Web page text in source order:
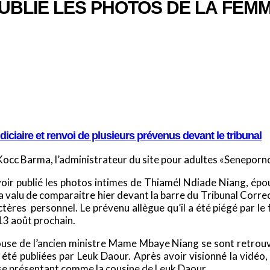
LES PHOTOS DE LA
et renvoi de plusieurs prévenus devant le tribunal
Barma, l’administrateur du site pour adultes
publié les photos intimes de Thiamél Ndiade Niang,
valu de comparaitre hier devant la barre du Tribunal
personnel. Le prévenu allègue qu’il a été piégé par
août prochain.
de l’ancien ministre Mame Mbaye Niang se sont
publiées par Leuk Daour. Après avoir visionné la